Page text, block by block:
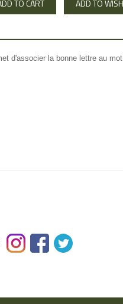
d'associer la bonne lettre au